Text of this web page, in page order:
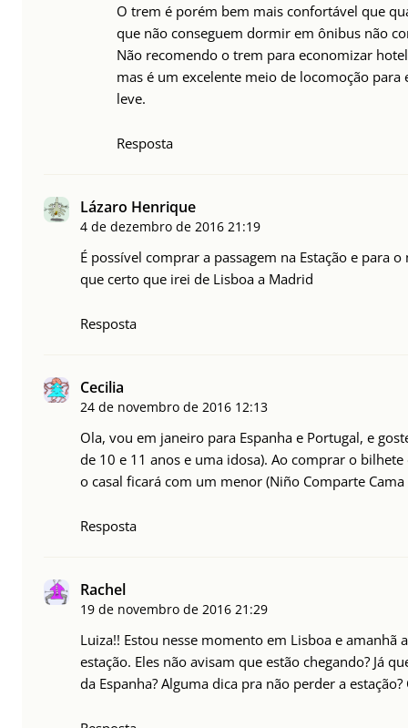
O trem é porém bem mais confortável que
que não conseguem dormir em ônibus não
Não recomendo o trem para economizar
mas é um excelente meio de locomoção
leve.
Resposta
Lázaro Henrique
4 de dezembro de 2016 21:19
É possível comprar a passagem na Estação e para
que certo que irei de Lisboa a Madrid
Resposta
Cecilia
24 de novembro de 2016 12:13
Ola, vou em janeiro para Espanha e Portugal, e
de 10 e 11 anos e uma idosa). Ao comprar o
o casal ficará com um menor (Niño Comparte
Resposta
Rachel
19 de novembro de 2016 21:29
Luiza!! Estou nesse momento em Lisboa e amanhã
estação. Eles não avisam que estão chegando? Já
da Espanha? Alguma dica pra não perder a